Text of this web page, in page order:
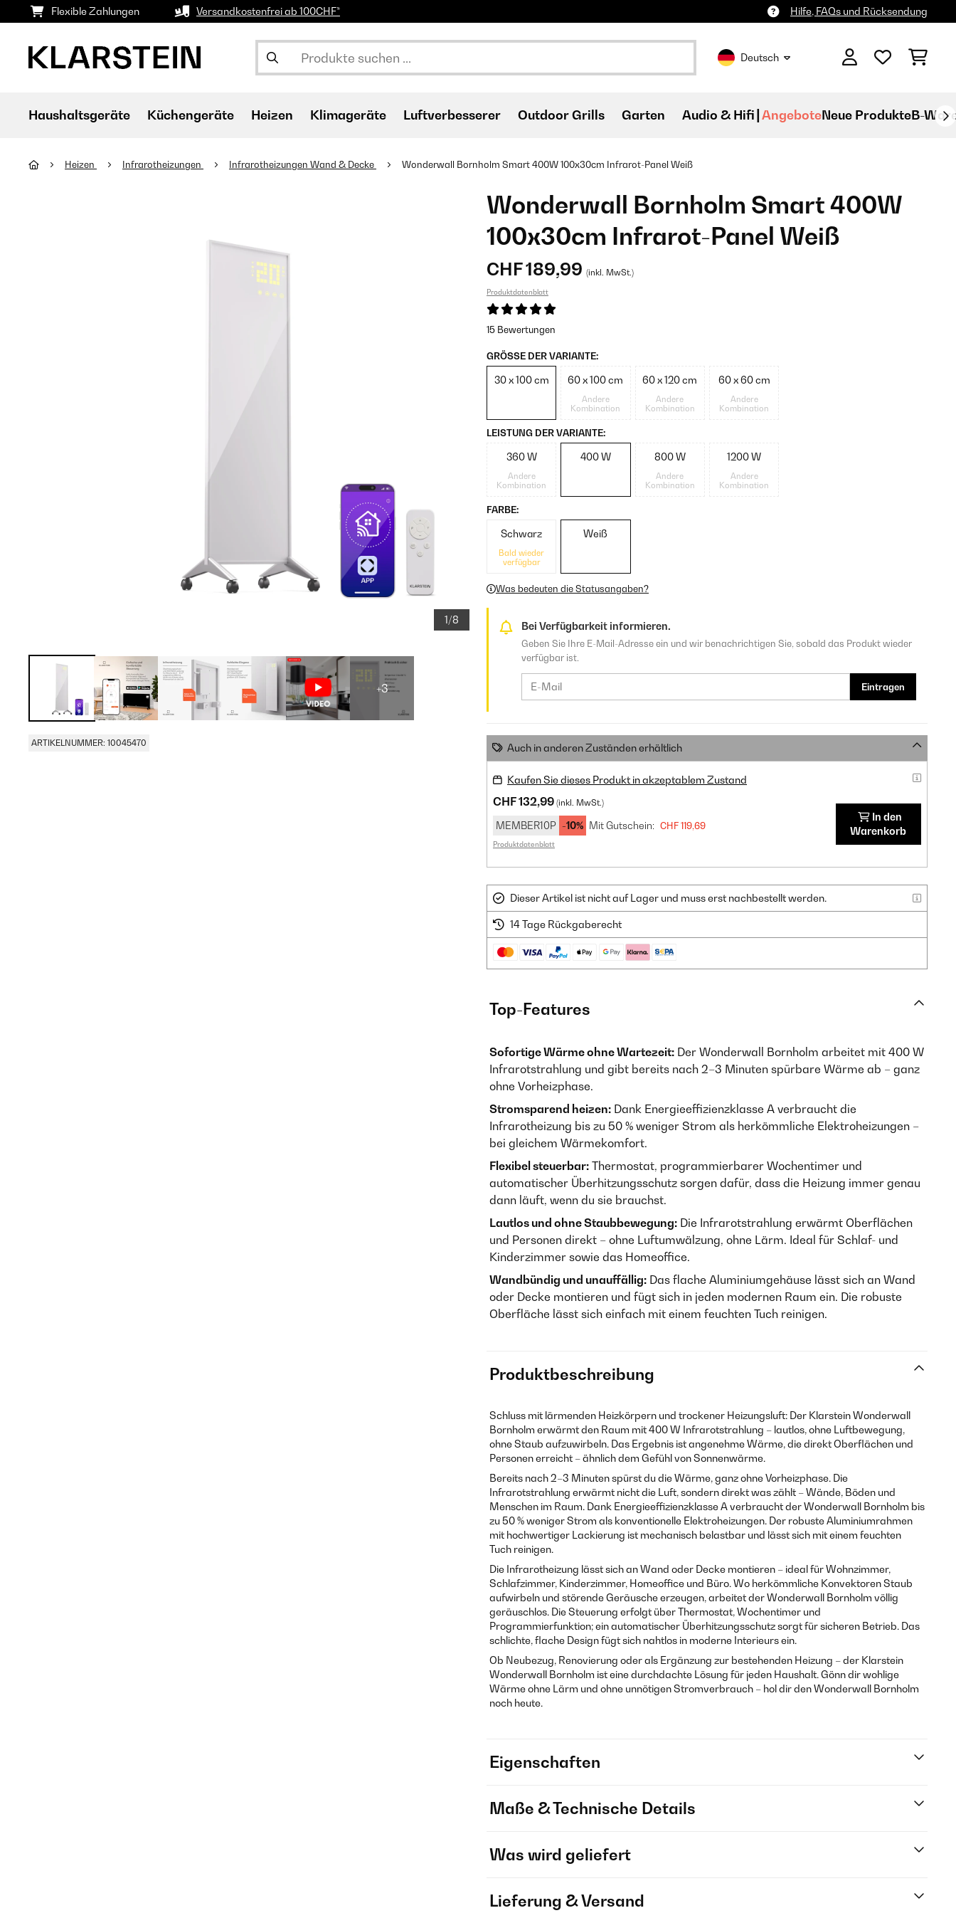
Flexible Zahlungen Versandkostenfrei ab 100CHF* Hilfe, FAQs und Rücksendung
Deutsch
Haushaltsgeräte Küchengeräte Heizen Klimageräte Luftverbesserer Outdoor Grills Garten Audio & Hifi AngeboteNeue ProdukteB-
Heizen Infrarotheizungen Infrarotheizungen Wand & Decke Wonderwall Bornholm Smart 400W 100x30cm Infrarot-Panel​​ Weiß
1/8
+3
ARTIKELNUMMER: 10045470
Wonderwall Bornholm Smart 400W
100x30cm Infrarot-Panel​​ Weiß
CHF 189,99 (inkl. MwSt.)
Produktdatenblatt
15 Bewertungen
GRÖSSE DER VARIANTE:
30 x 100 cm 60 x 100 cm
Andere
Kombination
60 x 120 cm
Andere
Kombination
60 x 60 cm
Andere
Kombination
LEISTUNG DER VARIANTE:
360 W
Andere
Kombination
400 W 800 W
Andere
Kombination
1200 W
Andere
Kombination
FARBE:
Schwarz
Bald wieder
verfügbar
Weiß
Was bedeuten die Statusangaben?
Bei Verfügbarkeit informieren.
Geben Sie Ihre E-Mail-Adresse ein und wir benachrichtigen Sie, sobald das Produkt wieder
verfügbar ist.
Eintragen
Auch in anderen Zuständen erhältlich
Kaufen Sie dieses Produkt in akzeptablem Zustand
CHF 132,99 (inkl. MwSt.)
MEMBER10P -10% Mit Gutschein: CHF 119,69
Produktdatenblatt
In den
Warenkorb
Dieser Artikel ist nicht auf Lager und muss erst nachbestellt werden.
14 Tage Rückgaberecht
Top-Features
Sofortige Wärme ohne Wartezeit: Der Wonderwall Bornholm arbeitet mit 400 W
Infrarotstrahlung und gibt bereits nach 2–3 Minuten spürbare Wärme ab – ganz
ohne Vorheizphase.
Stromsparend heizen: Dank Energieeffizienzklasse A verbraucht die
Infrarotheizung bis zu 50 % weniger Strom als herkömmliche Elektroheizungen –
bei gleichem Wärmekomfort.
Flexibel steuerbar: Thermostat, programmierbarer Wochentimer und
automatischer Überhitzungsschutz sorgen dafür, dass die Heizung immer genau
dann läuft, wenn du sie brauchst.
Lautlos und ohne Staubbewegung: Die Infrarotstrahlung erwärmt Oberflächen
und Personen direkt – ohne Luftumwälzung, ohne Lärm. Ideal für Schlaf- und
Kinderzimmer sowie das Homeoffice.
Wandbündig und unauffällig: Das flache Aluminiumgehäuse lässt sich an Wand
oder Decke montieren und fügt sich in jeden modernen Raum ein. Die robuste
Oberfläche lässt sich einfach mit einem feuchten Tuch reinigen.
Produktbeschreibung
Schluss mit lärmenden Heizkörpern und trockener Heizungsluft: Der Klarstein Wonderwall
Bornholm erwärmt den Raum mit 400 W Infrarotstrahlung – lautlos, ohne Luftbewegung,
ohne Staub aufzuwirbeln. Das Ergebnis ist angenehme Wärme, die direkt Oberflächen und
Personen erreicht – ähnlich dem Gefühl von Sonnenwärme.
Bereits nach 2–3 Minuten spürst du die Wärme, ganz ohne Vorheizphase. Die
Infrarotstrahlung erwärmt nicht die Luft, sondern direkt was zählt – Wände, Böden und
Menschen im Raum. Dank Energieeffizienzklasse A verbraucht der Wonderwall Bornholm bis
zu 50 % weniger Strom als konventionelle Elektroheizungen. Der robuste Aluminiumrahmen
mit hochwertiger Lackierung ist mechanisch belastbar und lässt sich mit einem feuchten
Tuch reinigen.
Die Infrarotheizung lässt sich an Wand oder Decke montieren – ideal für Wohnzimmer,
Schlafzimmer, Kinderzimmer, Homeoffice und Büro. Wo herkömmliche Konvektoren Staub
aufwirbeln und störende Geräusche erzeugen, arbeitet der Wonderwall Bornholm völlig
geräuschlos. Die Steuerung erfolgt über Thermostat, Wochentimer und
Programmierfunktion; ein automatischer Überhitzungsschutz sorgt für sicheren Betrieb. Das
schlichte, flache Design fügt sich nahtlos in moderne Interieurs ein.
Ob Neubezug, Renovierung oder als Ergänzung zur bestehenden Heizung – der Klarstein
Wonderwall Bornholm ist eine durchdachte Lösung für jeden Haushalt. Gönn dir wohlige
Wärme ohne Lärm und ohne unnötigen Stromverbrauch – hol dir den Wonderwall Bornholm
noch heute.
Eigenschaften
Maße & Technische Details
Was wird geliefert
Lieferung & Versand